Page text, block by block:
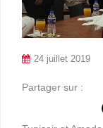
24 juillet 2019
Partager sur :